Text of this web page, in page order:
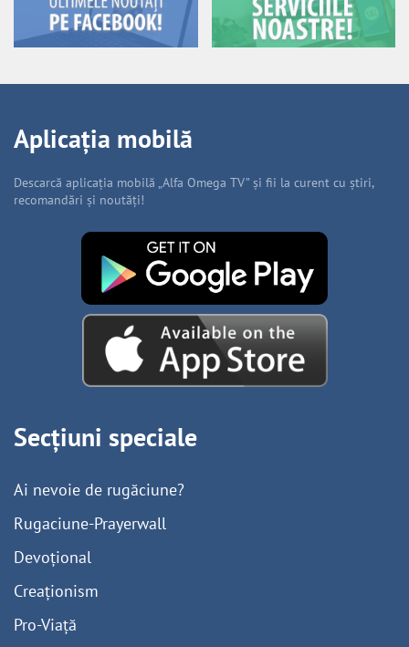
Aplicația mobilă
Descarcă aplicația mobilă „Alfa Omega TV” și fii la curent cu știri,
recomandări și noutăți!
Secțiuni speciale
Ai nevoie de rugăciune?
Rugaciune-Prayerwall
Devoțional
Creaționism
Pro-Viață